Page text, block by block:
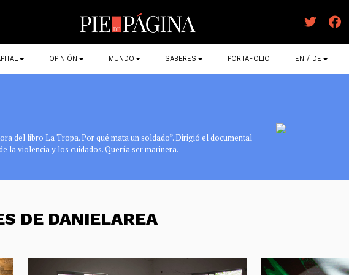
OPINIÓN MUNDO SABERES PORTAFOLIO EN / DE
del libro La Tropa. Por qué mata un soldado”. Dirigió el documental
la violencia y los cuidados. Quería ser marinera.
DE DANIELAREA